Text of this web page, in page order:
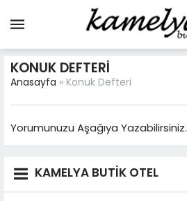
KONUK DEFTERI
Anasayfa » Konuk Defteri
Yorumunuzu Aşağıya Yazabilirsiniz.
KAMELYA BUTİK OTEL